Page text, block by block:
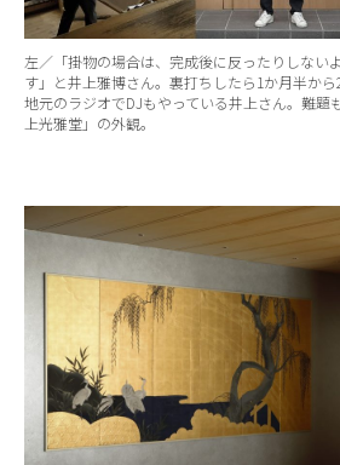
左／「掛物の場合は、完成後に反ったりしない
す」と井上雅博さん。裏打ちしたら1か月半か
地元のラジオでDJもやっている井上さん。難
上光雅堂」の外観。